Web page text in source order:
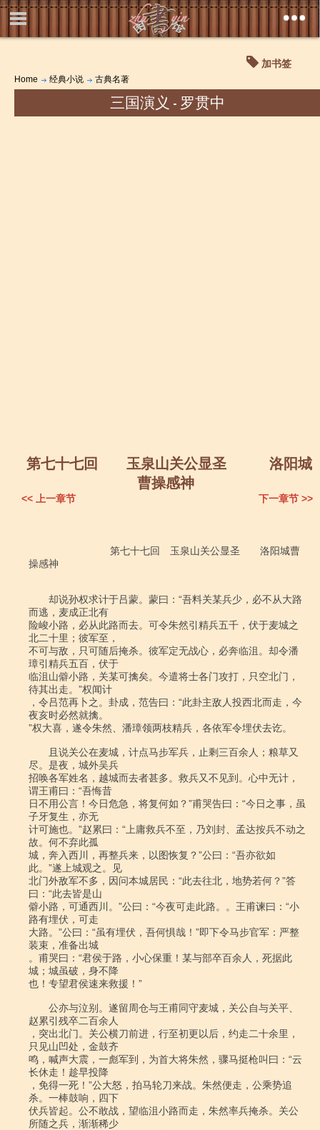
加书签
Home 经典小说 古典名著
三国演义 - 罗贯中
第七十七回 玉泉山关公显圣 洛阳城
曹操感神
<< 上一章节 下一章节 >>
第七十七回　玉泉山关公显圣　　洛阳城曹
操感神
却说孙权求计于吕蒙。蒙曰：“吾料关某兵少，必不从大路
而逃，麦成正北有
险峻小路，必从此路而去。可令朱然引精兵五千，伏于麦城之
北二十里；彼军至，
不可与敌，只可随后掩杀。彼军定无战心，必奔临沮。却令潘
璋引精兵五百，伏于
临沮山僻小路，关某可擒矣。今遣将士各门攻打，只空北门，
待其出走。”权闻计
，令吕范再卜之。卦成，范告曰：“此卦主敌人投西北而走，今
夜亥时必然就擒。
”权大喜，遂令朱然、潘璋领两枝精兵，各依军令埋伏去讫。
且说关公在麦城，计点马步军兵，止剩三百余人；粮草又
尽。是夜，城外吴兵
招唤各军姓名，越城而去者甚多。救兵又不见到。心中无计，
谓王甫曰：“吾悔昔
日不用公言！今日危急，将复何如？”甫哭告曰：“今日之事，虽
子牙复生，亦无
计可施也。”赵累曰：“上庸救兵不至，乃刘封、孟达按兵不动之
故。何不弃此孤
城，奔入西川，再整兵来，以图恢复？”公曰：“吾亦欲如
此。”遂上城观之。见
北门外敌军不多，因问本城居民：“此去往北，地势若何？”答
曰：“此去皆是山
僻小路，可通西川。”公曰：“今夜可走此路。。王甫谏曰：“小
路有埋伏，可走
大路。”公曰：“虽有埋伏，吾何惧哉！”即下令马步官军：严整
装束，准备出城
。甫哭曰：“君侯于路，小心保重！某与部卒百余人，死据此
城；城虽破，身不降
也！专望君侯速来救援！”
公亦与泣别。遂留周仓与王甫同守麦城，关公自与关平、
赵累引残卒二百余人
，突出北门。关公横刀前进，行至初更以后，约走二十余里，
只见山凹处，金鼓齐
鸣，喊声大震，一彪军到，为首大将朱然，骤马挺枪叫曰：“云
长休走！趁早投降
，免得一死！”公大怒，拍马轮刀来战。朱然便走，公乘势追
杀。一棒鼓响，四下
伏兵皆起。公不敢战，望临沮小路而走，朱然率兵掩杀。关公
所随之兵，渐渐稀少